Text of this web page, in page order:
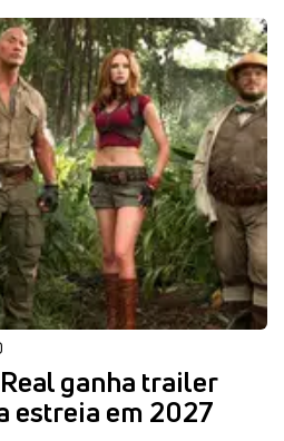
ganha trailer
estreia em 2027